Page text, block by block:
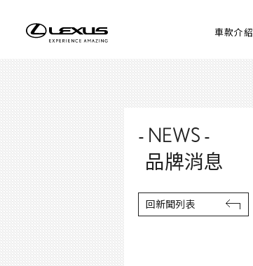
車款介紹
- NEWS -
品牌消息
回新聞列表